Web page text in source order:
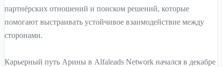
партнёрских отношений и поиском решений, которые
помогают выстраивать устойчивое взаимодействие между
сторонами.
Карьерный путь Арины в Alfaleads Network начался в декабре